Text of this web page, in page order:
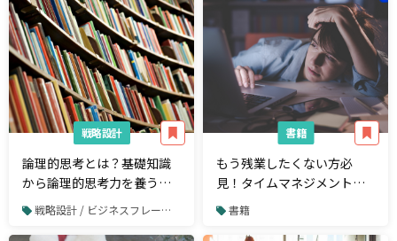
戦略設計
論理的思考とは？基礎知識
から論理的思考力を養うト
レーニング方法まで解説
戦略設計 / ビジネスフレームワーク
書籍
もう残業したくない方必
見！タイムマネジメントに
役立つ書籍12選
書籍